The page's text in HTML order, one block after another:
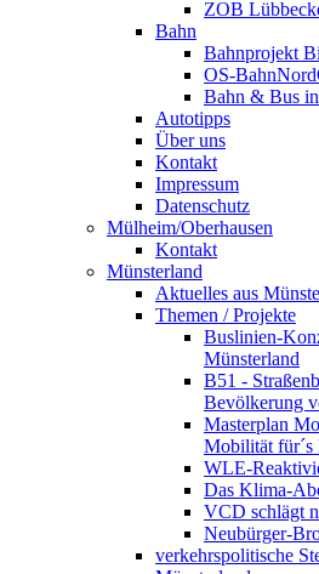
ZOB
Bahn
Bahnprojekt
OS-
Bahn & Bus
Autotipps
Über uns
Kontakt
Impressum
Datenschutz
Mülheim/Oberhausen
Kontakt
Münsterland
Aktuelles aus
Themen / Projekte
Buslinien-
Münsterland
B51 -
Bevölkerung
Masterplan
Mobilität für´s
WLE-
Das Klima-
VCD schlägt
Neubürger-
verkehrspolitische